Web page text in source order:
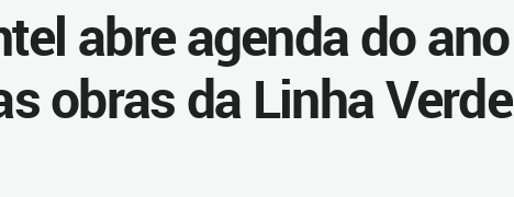
abre agenda do ano
obras da Linha Verde